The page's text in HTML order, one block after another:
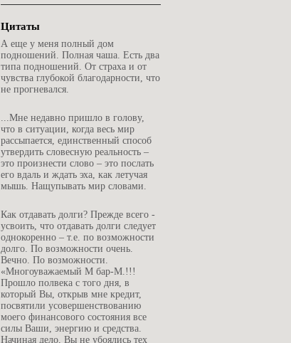
Цитаты
А еще у меня полный дом
подношений. Полная чаша. Есть два
типа подношений. От страха и от
чувства глубокой благодарности, что
не прогневался.
...Мне недавно пришло в голову,
что в ситуации, когда весь мир
рассыпается, единственный способ
утвердить словесную реальность –
это произнести слово – это послать
его вдаль и ждать эха, как летучая
мышь. Нащупывать мир словами.
Как отдавать долги? Прежде всего -
усвоить, что отдавать долги следует
однокоренно – т.е. по возможности
долго. По возможности очень.
Вечно. По возможности.
«Многоуважаемый М бар-М.!!!
Прошло полвека с того дня, в
который Вы, открыв мне кредит,
посвятили усовершенствованию
моего финансового состояния все
силы Ваши, энергию и средства.
Начиная дело, Вы не убоялись тех